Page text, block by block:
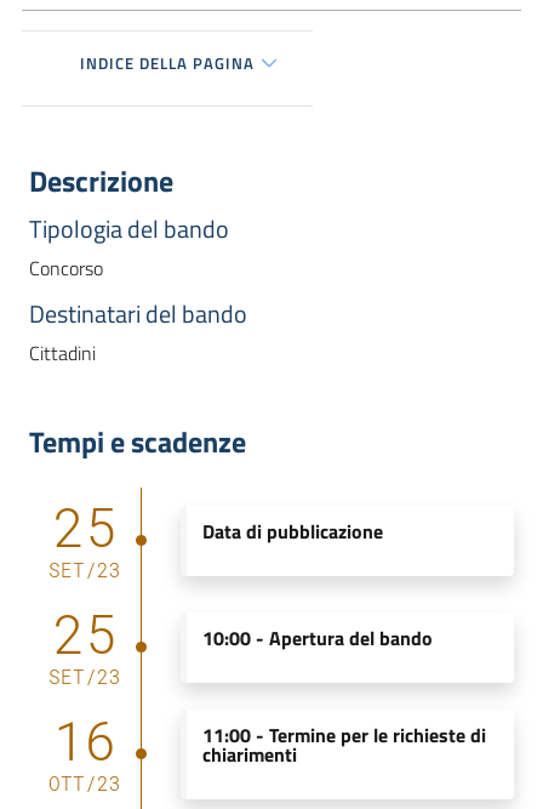
INDICE DELLA PAGINA
Descrizione
Tipologia del bando
Concorso
Destinatari del bando
Cittadini
Tempi e scadenze
25
SET/23
Data di pubblicazione
25
SET/23
10:00 - Apertura del bando
16
OTT/23
11:00 - Termine per le richieste di
chiarimenti